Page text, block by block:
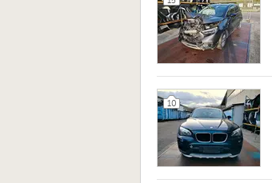
10